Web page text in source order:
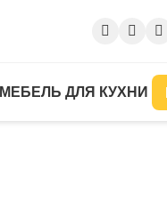
МЕБЕЛЬ ДЛЯ КУХНИ